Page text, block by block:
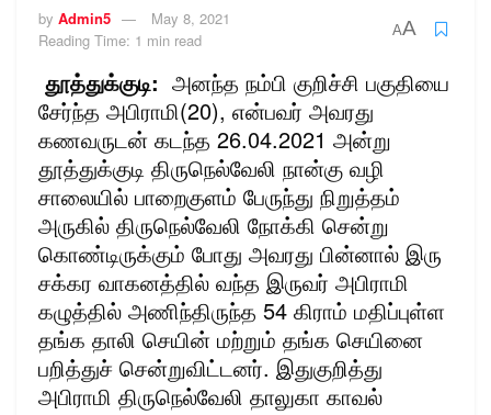
by Admin5
May 8, 2021
Reading Time: 1 min read
AA
தூத்துக்குடி: அனந்த நம்பி குறிச்சி பகுதியை
சேர்ந்த அபிராமி(20), என்பவர் அவரது
கணவருடன் கடந்த 26.04.2021 அன்று
தூத்துக்குடி திருநெல்வேலி நான்கு வழி
சாலையில் பாறைகுளம் பேருந்து நிறுத்தம்
அருகில் திருநெல்வேலி நோக்கி சென்று
கொண்டிருக்கும் போது அவரது பின்னால் இரு
சக்கர வாகனத்தில் வந்த இருவர் அபிராமி
கழுத்தில் அணிந்திருந்த 54 கிராம் மதிப்புள்ள
தங்க தாலி செயின் மற்றும் தங்க செயினை
பறித்துச் சென்றுவிட்டனர். இதுகுறித்து
அபிராமி திருநெல்வேலி தாலுகா காவல்